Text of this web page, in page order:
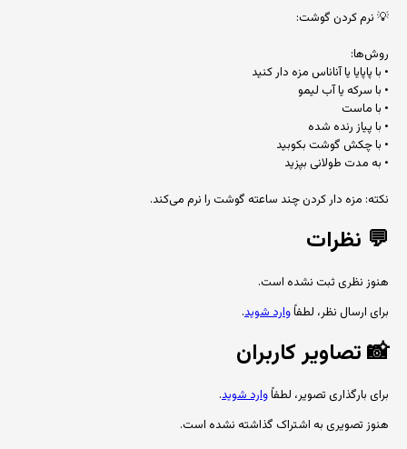
💡 نرم کردن گوشت:
روش‌ها:
• با پاپایا یا آناناس مزه دار کنید
• با سرکه یا آب لیمو
• با ماست
• با پیاز رنده شده
• با چکش گوشت بکوبید
• به مدت طولانی بپزید
نکته: مزه دار کردن چند ساعته گوشت را نرم می‌کند.
💬 نظرات
هنوز نظری ثبت نشده است.
برای ارسال نظر، لطفاًوارد شوید.
📸تصاویر کاربران
برای بارگذاری تصویر، لطفاًوارد شوید.
هنوز تصویری به اشتراک گذاشته نشده است.